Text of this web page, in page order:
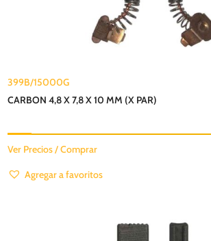
399B/15000G
CARBON 4,8 X 7,8 X 10 MM (X PAR)
Ver Precios / Comprar
Agregar a favoritos